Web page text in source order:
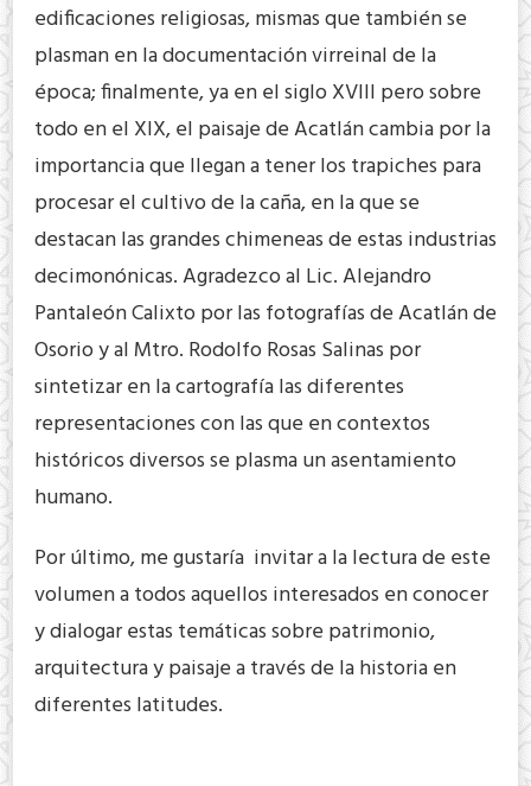
edificaciones religiosas, mismas que también se
plasman en la documentación virreinal de la
época; finalmente, ya en el siglo XVIII pero sobre
todo en el XIX, el paisaje de Acatlán cambia por la
importancia que llegan a tener los trapiches para
procesar el cultivo de la caña, en la que se
destacan las grandes chimeneas de estas industrias
decimonónicas. Agradezco al Lic. Alejandro
Pantaleón Calixto por las fotografías de Acatlán de
Osorio y al Mtro. Rodolfo Rosas Salinas por
sintetizar en la cartografía las diferentes
representaciones con las que en contextos
históricos diversos se plasma un asentamiento
humano.
Por último, me gustaría invitar a la lectura de este
volumen a todos aquellos interesados en conocer
y dialogar estas temáticas sobre patrimonio,
arquitectura y paisaje a través de la historia en
diferentes latitudes.